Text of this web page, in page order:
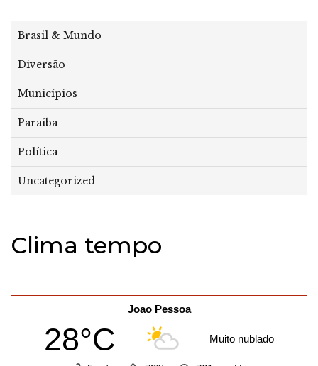
Brasil & Mundo
Diversão
Municípios
Paraíba
Política
Uncategorized
Clima tempo
Joao Pessoa
28°C Muito nublado